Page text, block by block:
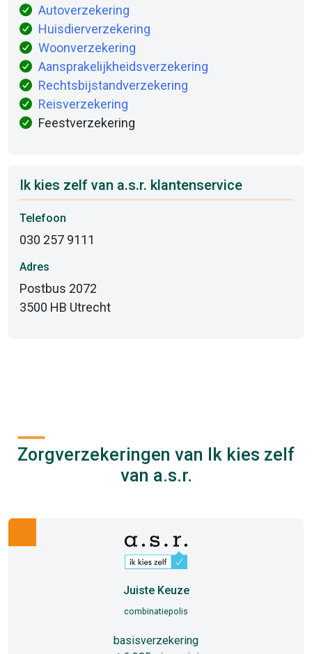
Autoverzekering
Huisdierverzekering
Woonverzekering
Aansprakelijkheidsverzekering
Rechtsbijstandverzekering
Reisverzekering
Feestverzekering
Ik kies zelf van a.s.r. klantenservice
Telefoon
030 257 9111
Adres
Postbus 2072
3500 HB Utrecht
Zorgverzekeringen van Ik kies zelf
van a.s.r.
Juiste Keuze
combinatiepolis
basisverzekering